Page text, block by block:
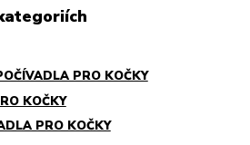
PRO KOČKY
KOČKY
PRO KOČKY